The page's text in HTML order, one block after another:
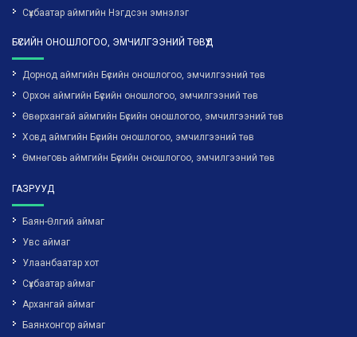
Сүхбаатар аймгийн Нэгдсэн эмнэлэг
БҮСИЙН ОНОШЛОГОО, ЭМЧИЛГЭЭНИЙ ТӨВҮҮД
Дорнод аймгийн Бүсийн оношлогоо, эмчилгээний төв
Орхон аймгийн Бүсийн оношлогоо, эмчилгээний төв
Өвөрхангай аймгийн Бүсийн оношлогоо, эмчилгээний төв
Ховд аймгийн Бүсийн оношлогоо, эмчилгээний төв
Өмнөговь аймгийн Бүсийн оношлогоо, эмчилгээний төв
ГАЗРУУД
Баян-Өлгий аймаг
Увс аймаг
Улаанбаатар хот
Сүхбаатар аймаг
Архангай аймаг
Баянхонгор аймаг